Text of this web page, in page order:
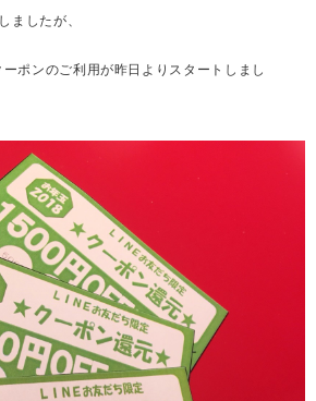
ましたが、
ポンのご利用が昨日よりスタートしまし